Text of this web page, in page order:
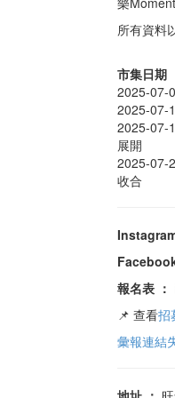
所有資料
市集日期
2025-07-
2025-07-
2025-07-
展開
2025-07-
收合
報名表 ：
📌 查看招
彙報連結